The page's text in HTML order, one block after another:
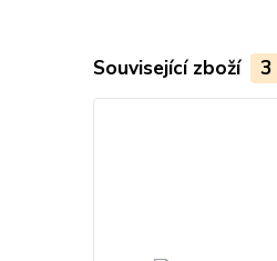
Související zboží 3